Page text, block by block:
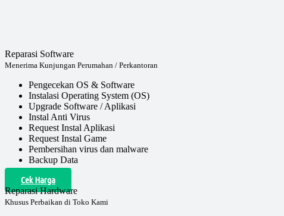
Reparasi Software
Menerima Kunjungan Perumahan / Perkantoran
Pengecekan OS & Software
Instalasi Operating System (OS)
Upgrade Software / Aplikasi
Instal Anti Virus
Request Instal Aplikasi
Request Instal Game
Pembersihan virus dan malware
Backup Data
Cek Harga
Reparasi Hardware
Khusus Perbaikan di Toko Kami